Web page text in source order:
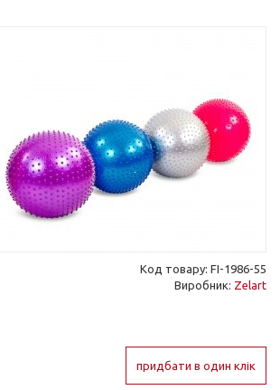
Код товару: FI-1986-55
Виробник: Zelart
придбати в один клік